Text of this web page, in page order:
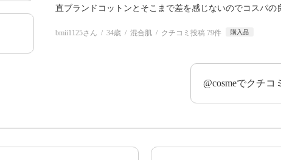
直ブランドコットンとそこまで差を感じないのでコスパ
bmii1125さん 34歳 混合肌 クチコミ投稿 79件 購入品
@cosmeでクチコ